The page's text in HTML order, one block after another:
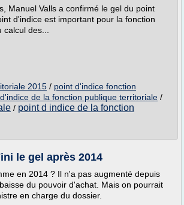
Manuel Valls a confirmé le gel du point
d'indice est important pour la fonction
des...
2015 / point d'indice fonction
de la fonction publique territoriale /
/ point d indice de la fonction
le gel après 2014
en 2014 ? Il n'a pas augmenté depuis
du pouvoir d'achat. Mais on pourrait
en charge du dossier.